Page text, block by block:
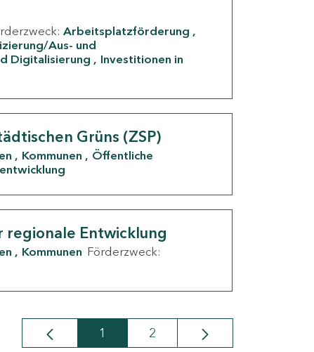
Arbeitsplatzförderung
Aus- und
Digitalisierung
Investitionen in
Grüns (ZSP)
Kommunen
Öffentliche
Entwicklung
Kommunen Förderzweck:
Seite
1 Seite
2